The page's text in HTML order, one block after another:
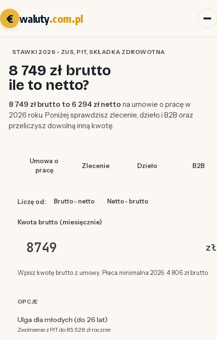
€ waluty.com.pl
STAWKI 2026 - ZUS, PIT, SKŁADKA ZDROWOTNA
8 749 zł brutto
ile to netto?
8 749 zł brutto to 6 294 zł netto na umowie o pracę w
2026 roku. Poniżej sprawdzisz zlecenie, dzieło i B2B oraz
przeliczysz dowolną inną kwotę.
Umowa o
pracę
Zlecenie Dzieło B2B
Liczę od: Brutto - netto Netto - brutto
Kwota brutto (miesięcznie)
zł
Wpisz kwotę brutto z umowy. Płaca minimalna 2026: 4 806 zł brutto.
OPCJE
Ulga dla młodych (do 26 lat)
Zwolnienie z PIT do 85 528 zł rocznie